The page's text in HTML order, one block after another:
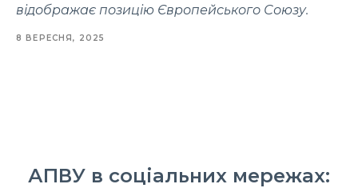
відображає позицію Європейського Союзу.
8 ВЕРЕСНЯ, 2025
АПВУ в соціальних мережах: